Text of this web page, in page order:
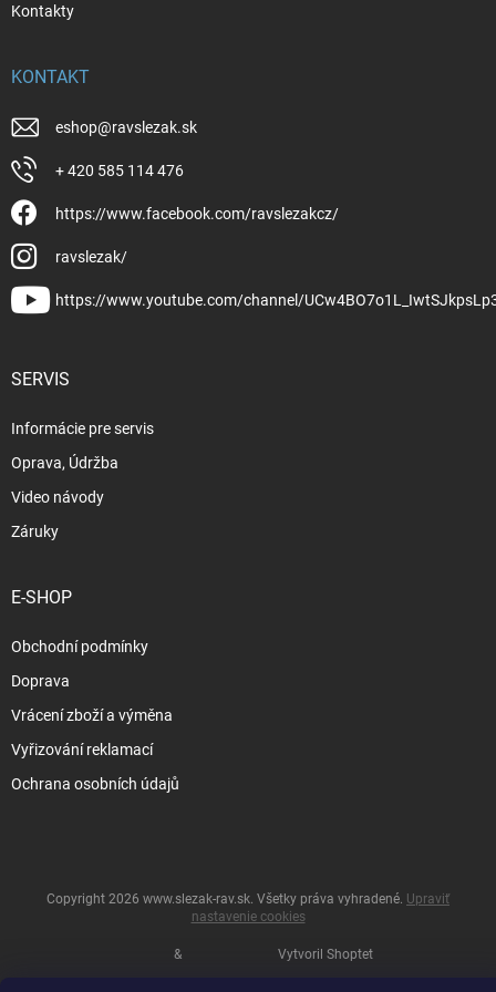
Kontakty
KONTAKT
eshop@ravslezak.sk
+ 420 585 114 476
https://www.facebook.com/ravslezakcz/
ravslezak/
https://www.youtube.com/channel/
SERVIS
Informácie pre servis
Oprava, Údržba
Video návody
Záruky
E-SHOP
Obchodní podmínky
Doprava
Vrácení zboží a výměna
Vyřizování reklamací
Ochrana osobních údajů
& Vytvoril Shoptet
Copyright 2026 www.slezak-rav.sk. Všetky práva vyhradené. Upraviť
nastavenie cookies